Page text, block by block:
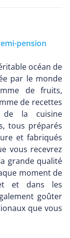
pension
océan de
par le monde
de fruits,
de recettes
de la cuisine
tous préparés
et fabriqués
vous recevrez
grande qualité
moment de
et dans les
goûter
que vous